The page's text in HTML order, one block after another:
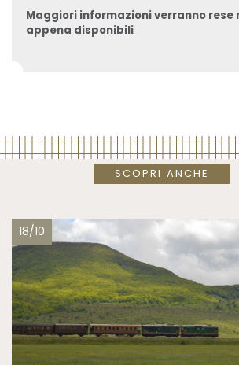
Maggiori informazioni verranno rese
appena disponibili
SCOPRI ANCHE
18/10